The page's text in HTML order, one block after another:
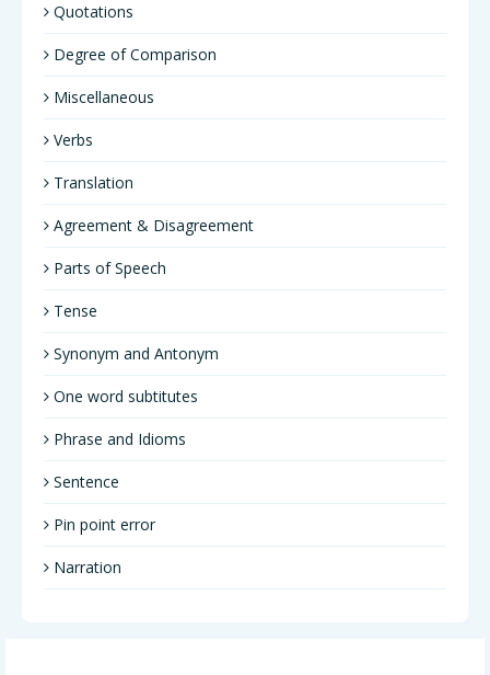
Quotations
Degree of Comparison
Miscellaneous
Verbs
Translation
Agreement & Disagreement
Parts of Speech
Tense
Synonym and Antonym
One word subtitutes
Phrase and Idioms
Sentence
Pin point error
Narration